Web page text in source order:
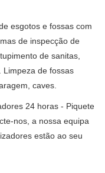
esgotos e fossas com
de inspecção de
de sanitas,
Limpeza de fossas
caves.
24 horas - Piquete
nos, a nossa equipa
estão ao seu